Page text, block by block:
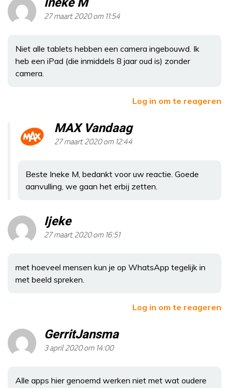
27 maart 2020 om 11:54
Niet alle tablets hebben een camera ingebouwd. Ik
heb een iPad (die inmiddels 8 jaar oud is) zonder
camera.
Log in om te reageren
MAX Vandaag
27 maart 2020 om 12:44
Beste Ineke M, bedankt voor uw reactie. Goede
aanvulling, we gaan het erbij zetten.
Ijeke
27 maart 2020 om 16:51
met hoeveel mensen kun je op WhatsApp tegelijk in
met beeld spreken.
Log in om te reageren
GerritJansma
3 april 2020 om 14:00
Alle apps hier genoemd werken niet met wat oudere